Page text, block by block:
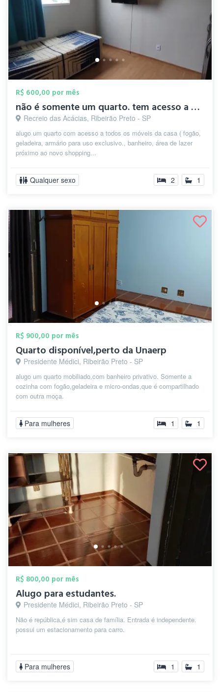
R$ 600,00 por mês
não é somente um quarto. tem acesso a ar...
Recreio das Acácias, Ribeirão Preto - SP
alugo um quarto com acesso a todos os móveis da casa ( fogão,
geladeira, armário para uso exclusivo., banheiro, área de lazer
próximo ao novo shopping...
Qualquer sexo 2 1
R$ 900,00 por mês
Quarto disponível,perto da Unaerp
Presidente Médici, Ribeirão Preto - SP
alugo um quarto mobiliado,com banheiro privativo. Somente a
cozinha com fogão,geladeira e micro-ondas,que é compartilhado
com outra moça.
Para mulheres 1 1
R$ 800,00 por mês
Alugo para estudantes.
Presidente Médici, Ribeirão Preto - SP
Não é república,é sim casa de família. Entrada é independente.
possui um estacionamento para carro.
Para mulheres 1 1